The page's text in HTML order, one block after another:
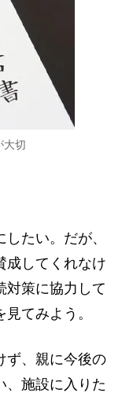
大切
たい。だが、
成してくれなけ
対策に協力して
てみよう。
ず、親に今後の
、施設に入りた